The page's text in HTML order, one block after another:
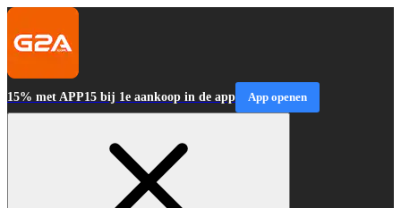
15% met APP15 bij 1e aankoop in de app App openen